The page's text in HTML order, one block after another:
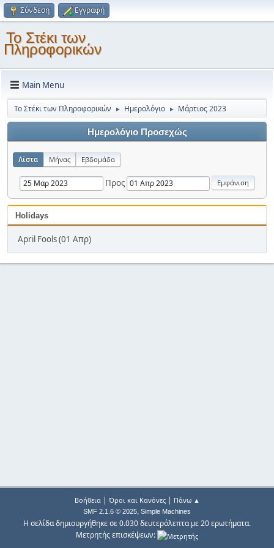
Σύνδεση Εγγραφή
Το Στέκι των
Πληροφορικών
Main Menu
Το Στέκι των Πληροφορικών ► Ημερολόγιο ► Μάρτιος 2023
Ημερολόγιο Προσεχώς
Λίστα Μήνας Εβδομάδα
Προς
Holidays
April Fools (01 Απρ)
Βοήθεια| Όροι και Κανόνες| Πάνω ▲
SMF 2.1.6 © 2025, Simple Machines
Η σελίδα δημιουργήθηκε σε 0.030 δευτερόλεπτα με 20 ερωτήματα.
Μετρητής επισκέψεων: